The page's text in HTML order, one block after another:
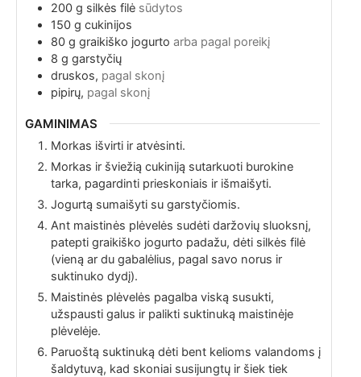
200 g silkės filė sūdytos
150 g cukinijos
80 g graikiško jogurto arba pagal poreikį
8 g garstyčių
druskos, pagal skonį
pipirų, pagal skonį
GAMINIMAS
Morkas išvirti ir atvėsinti.
Morkas ir šviežią cukiniją sutarkuoti burokine
tarka, pagardinti prieskoniais ir išmaišyti.
Jogurtą sumaišyti su garstyčiomis.
Ant maistinės plėvelės sudėti daržovių sluoksnį,
patepti graikiško jogurto padažu, dėti silkės filė
(vieną ar du gabalėlius, pagal savo norus ir
suktinuko dydį).
Maistinės plėvelės pagalba viską susukti,
užspausti galus ir palikti suktinuką maistinėje
plėvelėje.
Paruoštą suktinuką dėti bent kelioms valandoms į
šaldytuvą, kad skoniai susijungtų ir šiek tiek